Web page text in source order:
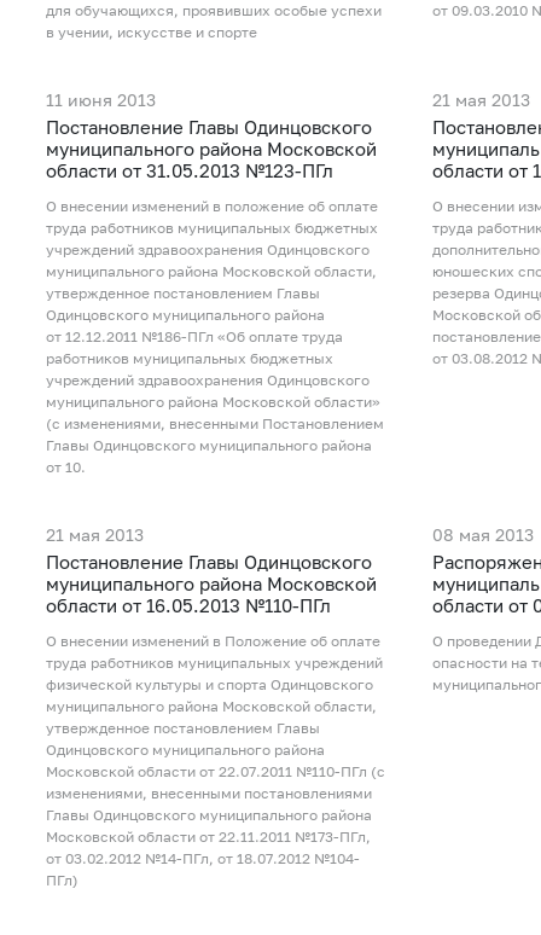
для обучающихся, проявивших особые успехи
в учении, искусстве и спорте
от 09.03.2010
11 июня 2013
Постановление Главы Одинцовского
муниципального района Московской
области от 31.05.2013 №123-ПГл
О внесении изменений в положение об оплате
труда работников муниципальных бюджетных
учреждений здравоохранения Одинцовского
муниципального района Московской области,
утвержденное постановлением Главы
Одинцовского муниципального района
от 12.12.2011 №186-ПГл «Об оплате труда
работников муниципальных бюджетных
учреждений здравоохранения Одинцовского
муниципального района Московской области»
(с изменениями, внесенными Постановлением
Главы Одинцовского муниципального района
от 10.
21 мая 2013
области от
О внесении
труда
юношеских
резерва
Московской
от 03.08.2012
21 мая 2013
Постановление Главы Одинцовского
муниципального района Московской
области от 16.05.2013 №110-ПГл
О внесении изменений в Положение об оплате
труда работников муниципальных учреждений
физической культуры и спорта Одинцовского
муниципального района Московской области,
утвержденное постановлением Главы
Одинцовского муниципального района
Московской области от 22.07.2011 №110-ПГл (с
изменениями, внесенными постановлениями
Главы Одинцовского муниципального района
Московской области от 22.11.2011 №173-ПГл,
от 03.02.2012 №14-ПГл, от 18.07.2012 №104-
ПГл)
08 мая 2013
области от
О проведении
опасности на